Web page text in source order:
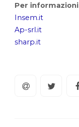
Per informazioni
Insem.it
Ap-srl.it
sharp.it